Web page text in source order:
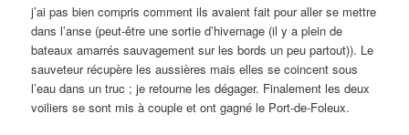
j’ai pas bien compris comment ils avaient fait pour aller se mettre
dans l’anse (peut-être une sortie d’hivernage (il y a plein de
bateaux amarrés sauvagement sur les bords un peu partout)). Le
sauveteur récupère les aussières mais elles se coincent sous
l’eau dans un truc ; je retourne les dégager. Finalement les deux
voiliers se sont mis à couple et ont gagné le Port-de-Foleux.